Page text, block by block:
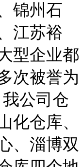
锦州石
江苏裕
型企业都
次被誉为
公司仓
化仓库、
、淄博双